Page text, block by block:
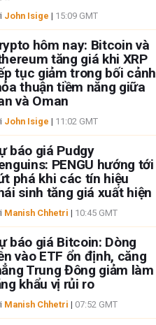
John Isige | 15:09 GMT
hôm nay: Bitcoin và
tăng giá khi XRP
tục giảm trong bối cảnh
thuận tiềm năng giữa
và Oman
John Isige | 11:02 GMT
báo giá Pudgy
PENGU hướng tới
phá khi các tín hiệu
sinh tăng giá xuất hiện
Manish Chhetri | 10:45 GMT
báo giá Bitcoin: Dòng
vào ETF ổn định, căng
Trung Đông giảm làm
khẩu vị rủi ro
Manish Chhetri | 07:52 GMT